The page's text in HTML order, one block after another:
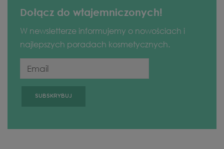
Dołącz do wtajemniczonych!
W newsletterze informujemy o nowościach i
najlepszych poradach kosmetycznych.